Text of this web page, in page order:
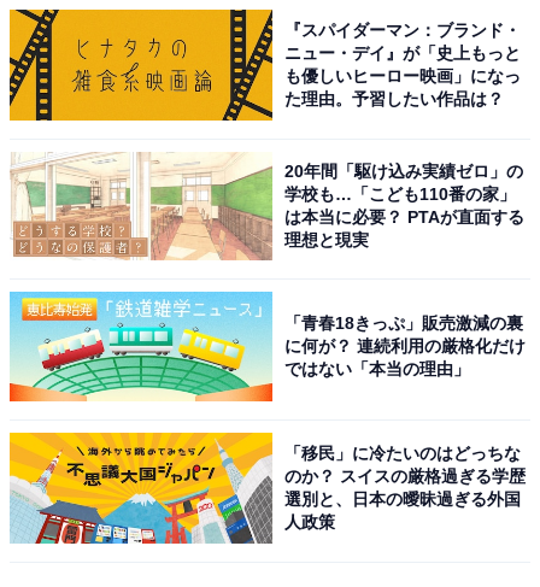
View this post on Instagram
A post shared by 【公式】中居正広の金曜日のスマイルたちへ
『スパイダーマン：ブランド・
ニュー・デイ』が「史上もっと
も優しいヒーロー映画」になっ
た理由。予習したい作品は？
20年間「駆け込み実績ゼロ」の
学校も…「こども110番の家」
は本当に必要？ PTAが直面する
理想と現実
「青春18きっぷ」販売激減の裏
に何が？ 連続利用の厳格化だけ
ではない「本当の理由」
「移民」に冷たいのはどっちな
のか？ スイスの厳格過ぎる学歴
選別と、日本の曖昧過ぎる外国
人政策